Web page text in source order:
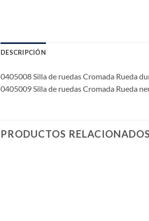
DESCRIPCIÓN
0405008 Silla de ruedas Cromada Rueda
0405009 Silla de ruedas Cromada Rueda
PRODUCTOS RELACIONADOS